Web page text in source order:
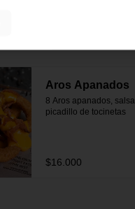
Aros Apanados
8 Aros apanados,
picadillo de tocinetas
$16.000